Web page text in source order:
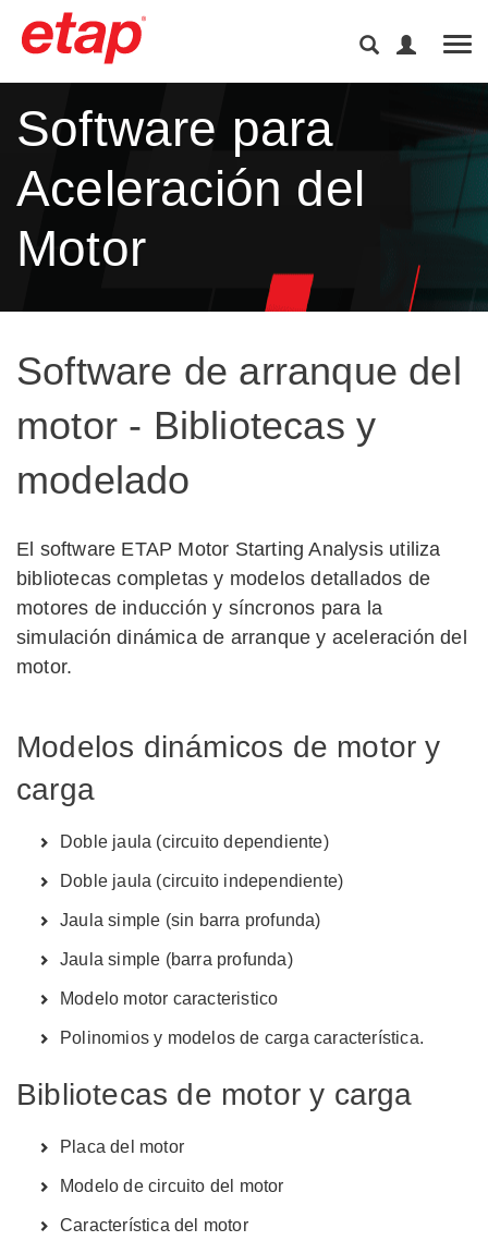
Software para
Aceleración del
Motor
Software de arranque del
motor - Bibliotecas y
modelado
El software ETAP Motor Starting Analysis utiliza
bibliotecas completas y modelos detallados de
motores de inducción y síncronos para la
simulación dinámica de arranque y aceleración del
motor.
Modelos dinámicos de motor y
carga
Doble jaula (circuito dependiente)
Doble jaula (circuito independiente)
Jaula simple (sin barra profunda)
Jaula simple (barra profunda)
Modelo motor caracteristico
Polinomios y modelos de carga característica.
Bibliotecas de motor y carga
Placa del motor
Modelo de circuito del motor
Característica del motor